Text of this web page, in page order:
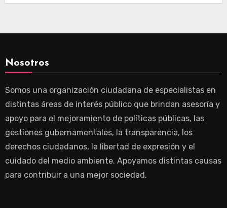
Nosotros
Somos una organización ciudadana de especialistas en
distintas áreas de interés público que brindan asesoría y
apoyo para el mejoramiento de políticas públicas, las
gestiones gubernamentales, la transparencia, los
derechos ciudadanos, la libertad de expresión y el
cuidado del medio ambiente. Apoyamos distintas causas
para contribuir a una mejor sociedad.